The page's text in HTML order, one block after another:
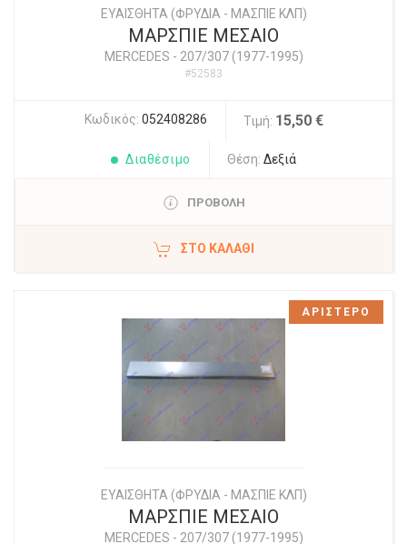
ΕΥΑΙΣΘΗΤΑ (ΦΡΥΔΙΑ - ΜΑΣΠΙΕ ΚΛΠ)
ΜΑΡΣΠΙΕ ΜΕΣΑΙΟ
MERCEDES - 207/307 (1977-1995)
#52583
Κωδικός: 052408286 Τιμή: 15,50 €
Διαθέσιμο Θέση: Δεξιά
ΠΡΟΒΟΛΗ
ΣΤΟ ΚΑΛΆΘΙ
ΕΥΑΙΣΘΗΤΑ (ΦΡΥΔΙΑ - ΜΑΣΠΙΕ ΚΛΠ)
ΜΑΡΣΠΙΕ ΜΕΣΑΙΟ
MERCEDES - 207/307 (1977-1995)
ΑΡΙΣΤΕΡΟ